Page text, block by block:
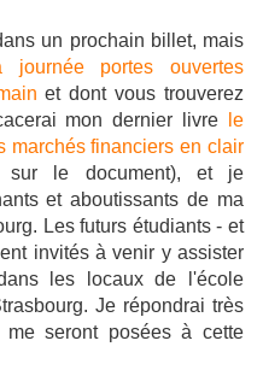
un prochain billet, mais
journée portes ouvertes
et dont vous trouverez
mon dernier livre
le
marchés financiers en clair
sur le document), et je
et aboutissants de ma
Les futurs étudiants - et
invités à venir y assister
les locaux de l'école
Je répondrai très
seront posées à cette